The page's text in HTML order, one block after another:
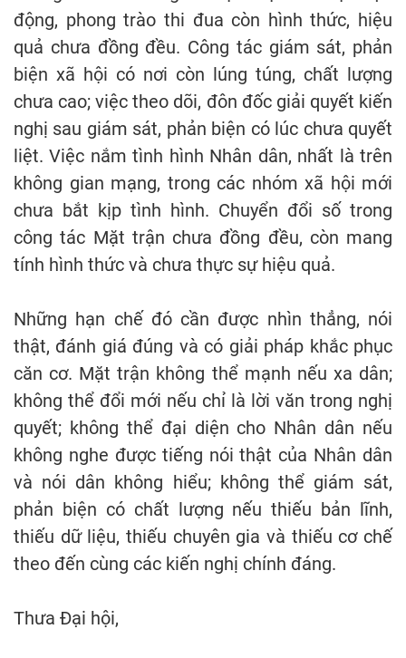
động, phong trào thi đua còn hình thức, hiệu
quả chưa đồng đều. Công tác giám sát, phản
biện xã hội có nơi còn lúng túng, chất lượng
chưa cao; việc theo dõi, đôn đốc giải quyết kiến
nghị sau giám sát, phản biện có lúc chưa quyết
liệt. Việc nắm tình hình Nhân dân, nhất là trên
không gian mạng, trong các nhóm xã hội mới
chưa bắt kịp tình hình. Chuyển đổi số trong
công tác Mặt trận chưa đồng đều, còn mang
tính hình thức và chưa thực sự hiệu quả.
Những hạn chế đó cần được nhìn thẳng, nói
thật, đánh giá đúng và có giải pháp khắc phục
căn cơ. Mặt trận không thể mạnh nếu xa dân;
không thể đổi mới nếu chỉ là lời văn trong nghị
quyết; không thể đại diện cho Nhân dân nếu
không nghe được tiếng nói thật của Nhân dân
và nói dân không hiểu; không thể giám sát,
phản biện có chất lượng nếu thiếu bản lĩnh,
thiếu dữ liệu, thiếu chuyên gia và thiếu cơ chế
theo đến cùng các kiến nghị chính đáng.
Thưa Đại hội,